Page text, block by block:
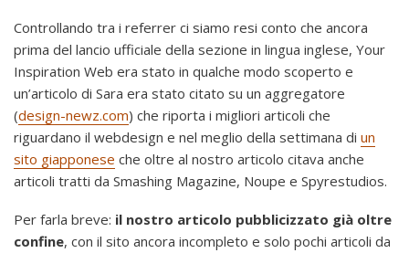
Controllando tra i referrer ci siamo resi conto che ancora
prima del lancio ufficiale della sezione in lingua inglese, Your
Inspiration Web era stato in qualche modo scoperto e
un’articolo di Sara era stato citato su un aggregatore
(design-newz.com) che riporta i migliori articoli che
riguardano il webdesign e nel meglio della settimana di un
sito giapponese che oltre al nostro articolo citava anche
articoli tratti da Smashing Magazine, Noupe e Spyrestudios.
Per farla breve: il nostro articolo pubblicizzato già oltre
confine, con il sito ancora incompleto e solo pochi articoli da